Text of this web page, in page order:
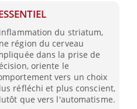
du striatum,
région du cerveau
dans la prise de
oriente le
vers un choix
réfléchi et plus conscient,
que vers l'automatisme.